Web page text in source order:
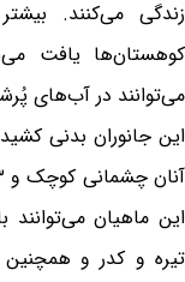
زندگی می‌کنند.
کوهستان‌ها یافت
می‌توانند در آب‌های
این جانوران بدنی
این ماهیان
تیره و کدر و